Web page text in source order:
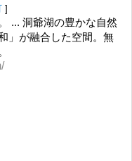
]
... 洞爺湖の豊かな自然
」が融合した空間。無